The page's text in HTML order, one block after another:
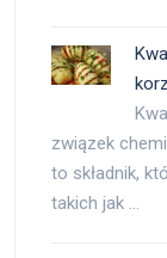
związek
to składnik,
takich jak …